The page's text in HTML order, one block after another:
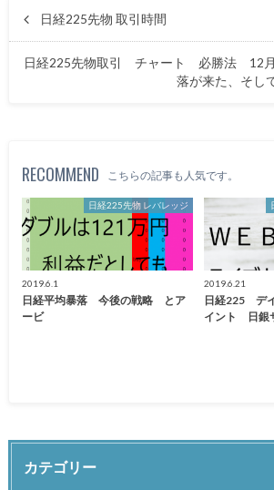
日経225先物 取引時間
日経225先物取引 チャート 必勝法 12
落が来た、そし
RECOMMEND こちらの記事も人気です。
日経225先物 レバレッジ
2019.6.1
日経平均暴落 今後の戦略 とア
ービ
2019.6.21
日経225 デ
イント 日銀
カテゴリー